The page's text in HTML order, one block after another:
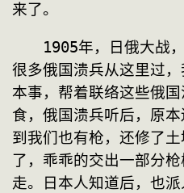
来了。
1905年，日俄大战，
很多俄国溃兵从这里过
本事，帮着联络这些俄
食，俄国溃兵听后，原
到我们也有枪，还修了
了，乖乖的交出一部分
走。日本人知道后，也